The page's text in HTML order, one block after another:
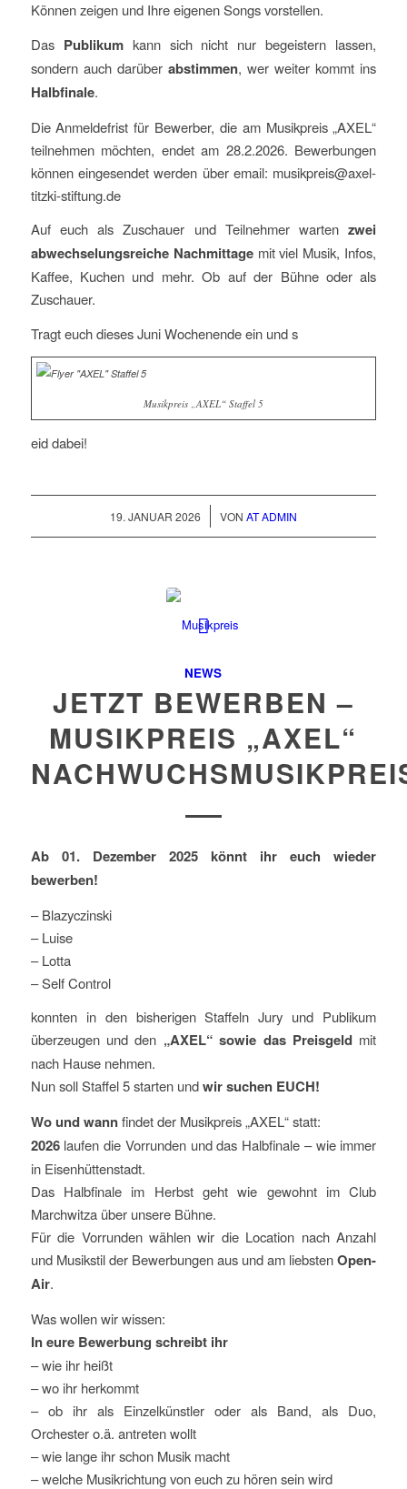
Können zeigen und Ihre eigenen Songs vorstellen.
Das Publikumkann sich nicht nur begeistern lassen,
sondern auch darüber abstimmen, wer weiter kommt ins
Halbfinale.
Die Anmeldefrist für Bewerber, die am Musikpreis „AXEL“
teilnehmen möchten, endet am 28.2.2026. Bewerbungen
können eingesendet werden über email: musikpreis@axel-
titzki-stiftung.de
Auf euch als Zuschauer und Teilnehmer wartenzwei
abwechselungsreiche Nachmittagemit viel Musik, Infos,
Kaffee, Kuchen und mehr. Ob auf der Bühne oder als
Zuschauer.
Tragt euch dieses Juni Wochenende ein und s
Musikpreis „AXEL“ Staffel 5
eid dabei!
19. JANUAR 2026
/ VON AT ADMIN
NEWS
JETZT BEWERBEN –
MUSIKPREIS „AXEL“
Ab 01. Dezember 2025 könnt ihr euch wieder
bewerben!
– Blazyczinski
– Luise
– Lotta
– Self Control
konnten in den bisherigen Staffeln Jury und Publikum
überzeugen und den „AXEL“ sowie das Preisgeld mit
nach Hause nehmen.
Nun soll Staffel 5 starten undwir suchen EUCH!
Wo und wannfindet der Musikpreis „AXEL“ statt:
2026laufen die Vorrunden und das Halbfinale – wie immer
in Eisenhüttenstadt.
Das Halbfinale im Herbst geht wie gewohnt im Club
Marchwitza über unsere Bühne.
Für die Vorrunden wählen wir die Location nach Anzahl
und Musikstil der Bewerbungen aus und am liebstenOpen-
Air.
Was wollen wir wissen:
In eure Bewerbung schreibt ihr
– wie ihr heißt
– wo ihr herkommt
– ob ihr als Einzelkünstler oder als Band, als Duo,
Orchester o.ä. antreten wollt
– wie lange ihr schon Musik macht
– welche Musikrichtung von euch zu hören sein wird